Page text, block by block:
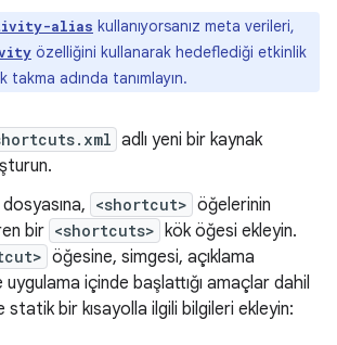
alias kullanıyorsanız meta verileri,
özelliğini kullanarak hedeflediği etkinlik
takma adında tanımlayın.
adlı yeni bir kaynak
<shortcut> öğelerinin
bir <shortcuts> kök öğesi ekleyin.
öğesine, simgesi, açıklama
içinde başlattığı amaçlar dahil
statik bir kısayolla ilgili bilgileri ekleyin: